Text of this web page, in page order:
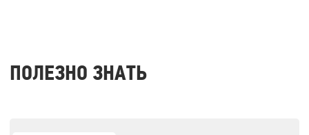
ПОЛЕЗНО ЗНАТЬ